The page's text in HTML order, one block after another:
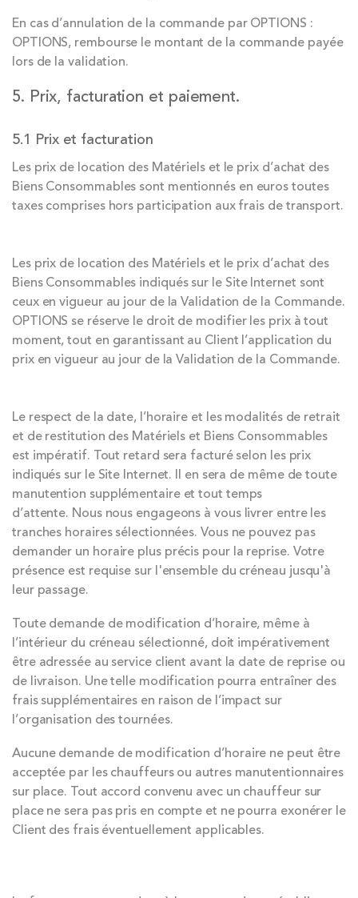
En cas d’annulation de la commande par OPTIONS :
OPTIONS, rembourse le montant de la commande payée
lors de la validation.
5. Prix, facturation et paiement.
5.1 Prix et facturation
Les prix de location des Matériels et le prix d’achat des
Biens Consommables sont mentionnés en euros toutes
taxes comprises hors participation aux frais de transport.
Les prix de location des Matériels et le prix d’achat des
Biens Consommables indiqués sur le Site Internet sont
ceux en vigueur au jour de la Validation de la Commande.
OPTIONS se réserve le droit de modifier les prix à tout
moment, tout en garantissant au Client l’application du
prix en vigueur au jour de la Validation de la Commande.
Le respect de la date, l’horaire et les modalités de retrait
et de restitution des Matériels et Biens Consommables
est impératif. Tout retard sera facturé selon les prix
indiqués sur le Site Internet. Il en sera de même de toute
manutention supplémentaire et tout temps
d’attente. Nous nous engageons à vous livrer entre les
tranches horaires sélectionnées. Vous ne pouvez pas
demander un horaire plus précis pour la reprise. Votre
présence est requise sur l'ensemble du créneau jusqu'à
leur passage.
Toute demande de modification d’horaire, même à
l’intérieur du créneau sélectionné, doit impérativement
être adressée au service client avant la date de reprise ou
de livraison. Une telle modification pourra entraîner des
frais supplémentaires en raison de l’impact sur
l’organisation des tournées.
Aucune demande de modification d’horaire ne peut être
acceptée par les chauffeurs ou autres manutentionnaires
sur place. Tout accord convenu avec un chauffeur sur
place ne sera pas pris en compte et ne pourra exonérer le
Client des frais éventuellement applicables.